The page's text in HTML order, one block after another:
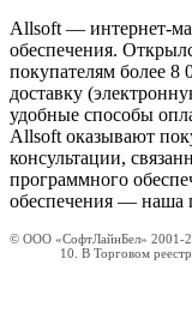
Allsoft — интернет-
обеспечения.
покупателям более 8
доставку
удобные способы
Allsoft оказывают
консультации,
программного
обеспечения — наша
© ООО «СофтЛайнБел» 2001-
10. В Торговом